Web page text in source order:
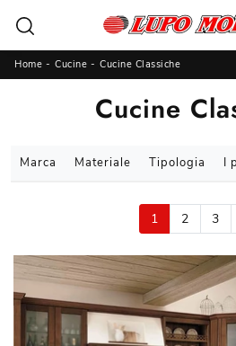
Home - Cucine - Cucine Classiche
Cucine
Marca Materiale Tipologia I
1 2 3